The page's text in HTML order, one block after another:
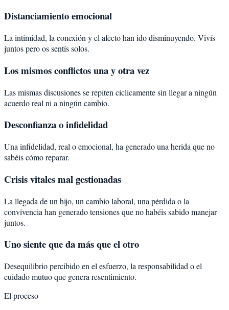
Distanciamiento emocional
La intimidad, la conexión y el afecto han ido disminuyendo. Vivís
juntos pero os sentís solos.
Los mismos conflictos una y otra vez
Las mismas discusiones se repiten cíclicamente sin llegar a ningún
acuerdo real ni a ningún cambio.
Desconfianza o infidelidad
Una infidelidad, real o emocional, ha generado una herida que no
sabéis cómo reparar.
Crisis vitales mal gestionadas
La llegada de un hijo, un cambio laboral, una pérdida o la
convivencia han generado tensiones que no habéis sabido manejar
juntos.
Uno siente que da más que el otro
Desequilibrio percibido en el esfuerzo, la responsabilidad o el
cuidado mutuo que genera resentimiento.
El proceso